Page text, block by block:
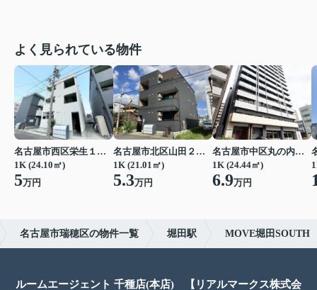
よく見られている物件
名古屋市西区栄生１丁目
1K (24.10㎡)
5万円
名古屋市北区山田２丁目
1K (21.01㎡)
5.3万円
名古屋市中区丸の内２丁目
1K (24.44㎡)
6.9万円
名古屋市瑞穂区の物件一覧 堀田駅 MOVE堀田SOUTH
ルームエージェント 千種店(本店) 【リアルマークス株式会